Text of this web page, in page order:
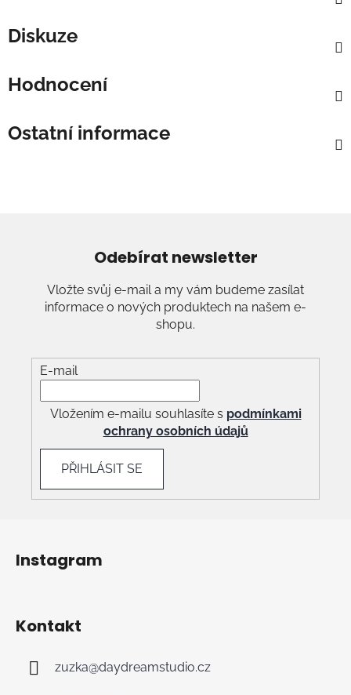
Diskuze
Hodnocení
Ostatní informace
Odebírat newsletter
Vložte svůj e-mail a my vám budeme zasílat
informace o nových produktech na našem e-
shopu.
E-mail
Vložením e-mailu souhlasíte s podmínkami
ochrany osobních údajů
PŘIHLÁSIT SE
Instagram
Kontakt
zuzka@daydreamstudio.cz